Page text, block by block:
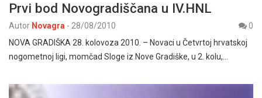
Prvi bod Novogradiščana u IV.HNL
Autor Novagra - 28/08/2010
0
NOVA GRADIŠKA 28. kolovoza 2010. – Novaci u Četvrtoj hrvatskoj
nogometnoj ligi, momčad Sloge iz Nove Gradiške, u 2. kolu,…